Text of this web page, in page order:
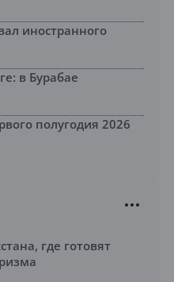
иностранного
в Бурабае
полугодия 2026
где готовят